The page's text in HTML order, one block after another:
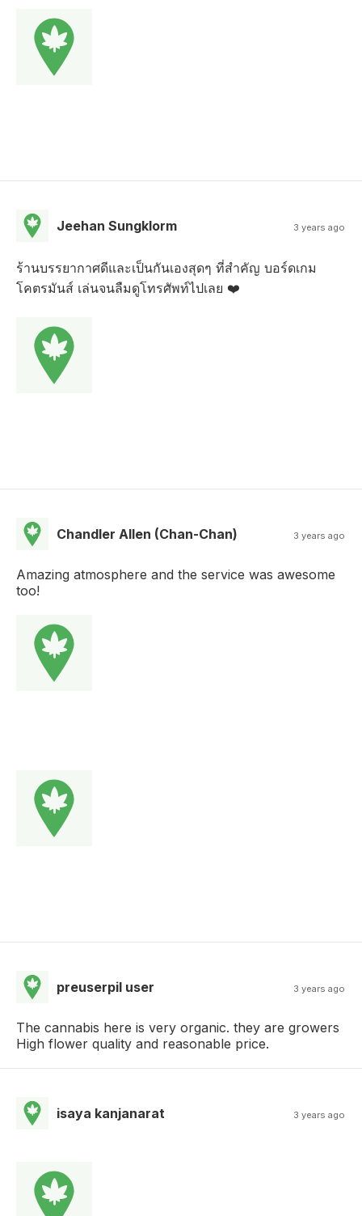
Jeehan Sungklorm 3 years ago
ร้านบรรยากาศดีและเป็นกันเองสุดๆ ที่สำคัญ บอร์ดเกม
โคตรมันส์ เล่นจนลืมดูโทรศัพท์ไปเลย ❤️
Chandler Allen (Chan-Chan) 3 years ago
Amazing atmosphere and the service was awesome
too!
preuserpil user 3 years ago
The cannabis here is very organic. they are growers
High flower quality and reasonable price.
isaya kanjanarat 3 years ago